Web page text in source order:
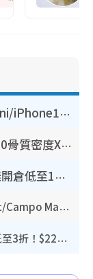
豐澤優惠勁減低至44折！Mac mini/iPhone17Pro大減價！廚房家電$220起
港大推賽馬會強化骨骼計劃！$100骨質密度X光檢查 完成免費運動訓練送超市禮券！附參加資格
開倉優惠 | 尖沙咀海港城名牌波鞋開倉低至1折！On鞋$899起／Joy&Peace鞋履$98起
開倉優惠｜銅鑼灣時代廣場Doughnut/Campo Marzio開倉低至1折！背囊、書包、手袋劈價$200起
廚具開倉｜特福Tefal廚具/家電開倉低至3折！$220起買平底鍋/炒鑊/湯煲！電飯煲/吸塵機/燙斗$418起